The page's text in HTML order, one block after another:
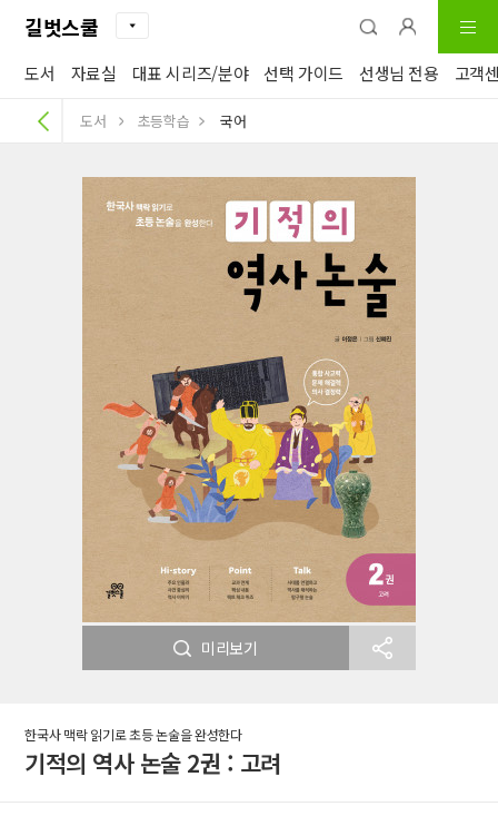
길벗스쿨
도서 자료실 대표 시리즈/분야 선택 가이드 선생님 전용 고객
도서 초등학습 국어
미리보기
한국사 맥락 읽기로 초등 논술을 완성한다
기적의 역사 논술 2권 : 고려